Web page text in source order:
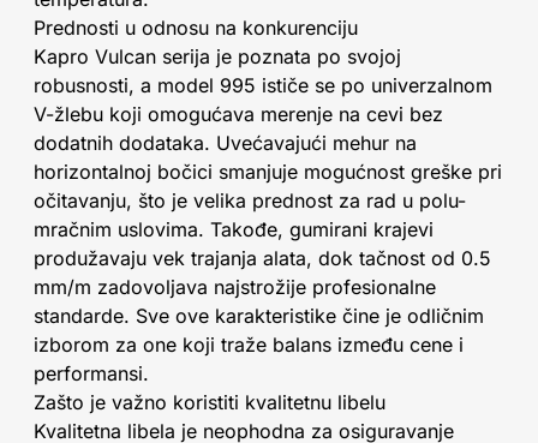
Prednosti u odnosu na konkurenciju
Kapro Vulcan serija je poznata po svojoj
robusnosti, a model 995 ističe se po univerzalnom
V-žlebu koji omogućava merenje na cevi bez
dodatnih dodataka. Uvećavajući mehur na
horizontalnoj bočici smanjuje mogućnost greške pri
očitavanju, što je velika prednost za rad u polu-
mračnim uslovima. Takođe, gumirani krajevi
produžavaju vek trajanja alata, dok tačnost od 0.5
mm/m zadovoljava najstrožije profesionalne
standarde. Sve ove karakteristike čine je odličnim
izborom za one koji traže balans između cene i
performansi.
Zašto je važno koristiti kvalitetnu libelu
Kvalitetna libela je neophodna za osiguravanje